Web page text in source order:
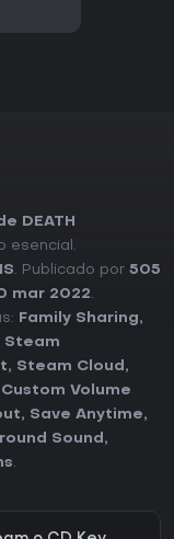
DEATH
esencial.
. Publicado por 505
mar 2022.
Family Sharing,
Steam
, Steam Cloud ,
Custom Volume
, Save Anytime,
Sound ,
.